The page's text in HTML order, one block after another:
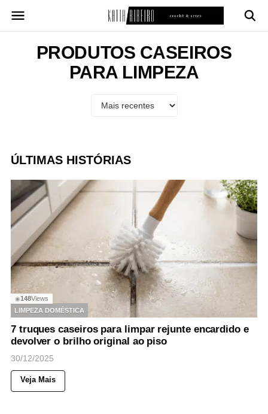
para
conteúdoPRODUTOS CASEIROS
PARA LIMPEZA
ÚLTIMAS HISTÓRIAS
◉148Views
LIMPEZA DOMÉSTICA
7 truques caseiros para limpar rejunte encardido e
devolver o brilho original ao piso
30/12/2025
Veja Mais